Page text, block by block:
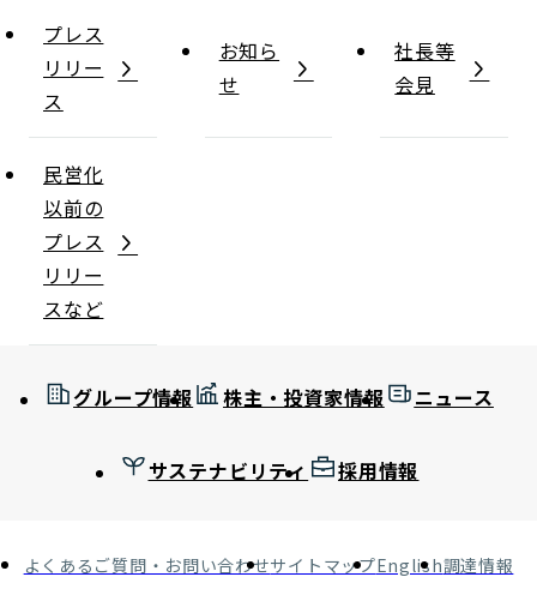
プレス
リリー
ス
お知ら
せ
社長等
会見
民営化
以前の
プレス
リリー
スなど
グループ情報 株主・投資家情報 ニュース
サステナビリティ 採用情報
よくあるご質問・お問い合わせサイトマップEnglish調達情報